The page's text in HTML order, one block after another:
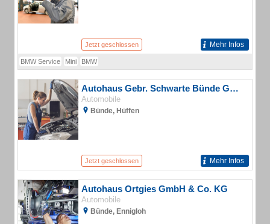
Jetzt geschlossen Mehr Infos
BMW Service Mini BMW
Autohaus Gebr. Schwarte Bünde GmbH
Automobile
Bünde, Hüffen
Jetzt geschlossen Mehr Infos
Autohaus Ortgies GmbH & Co. KG
Automobile
Bünde, Ennigloh